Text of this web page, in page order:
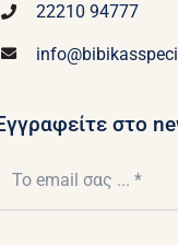
22210 94777
στο